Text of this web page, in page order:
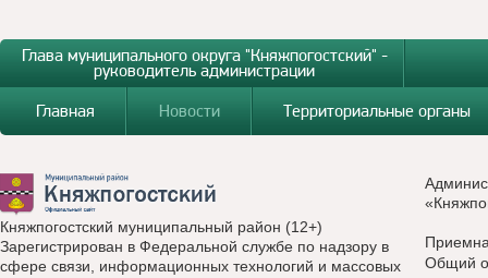
Глава муниципального округа "Княжпогостский" -
руководитель администрации
Главная
Новости Территориальные органы
Княжпогостский муниципальный район (12+)
Зарегистрирован в Федеральной службе по надзору в
сфере связи, информационных технологий и массовых
Общий